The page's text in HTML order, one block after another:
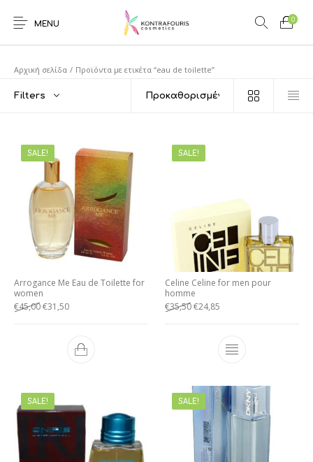
MENU
0
Αρχική σελίδα / Προϊόντα με ετικέτα “eau de toilette”
Filters
SALE!
Arrogance Me Eau de Toilette for
women
€45,00€31,50
SALE!
Celine Celine for men pour
homme
€35,50€24,85
SALE! SALE!